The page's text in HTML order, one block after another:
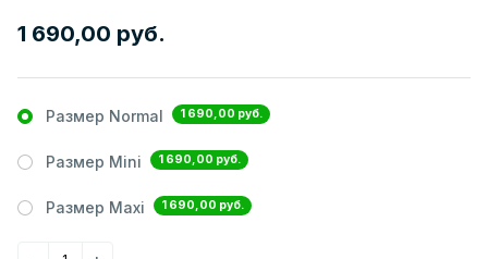
1 690,00 руб.
Размер Normal 1 690,00 руб.
Размер Mini 1 690,00 руб.
Размер Maxi 1 690,00 руб.